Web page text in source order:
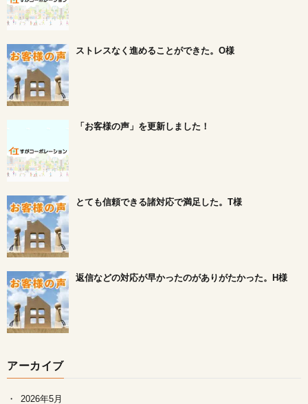
ストレスなく進めることができた。O様
「お客様の声」を更新しました！
とても信頼できる諸対応で満足した。T様
返信などの対応が早かったのがありがたかった。H様
アーカイブ
2026年5月